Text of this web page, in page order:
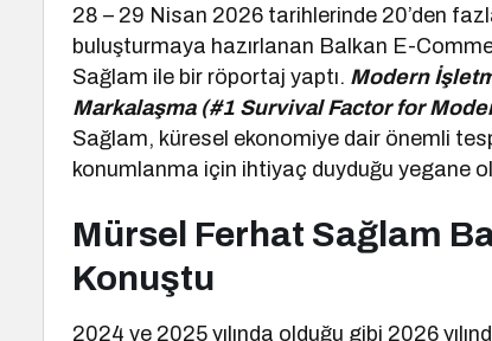
28 – 29 Nisan 2026 tarihlerinde 20’den
buluşturmaya hazırlanan Balkan E-
Sağlam ile bir röportaj yaptı. Modern
Markalaşma (#1 Survival Factor for
Sağlam, küresel ekonomiye dair önemli
konumlanma için ihtiyaç duyduğu yegane
Mürsel Ferhat Sağlam
Konuştu
2024 ve 2025 yılında olduğu gibi 2026